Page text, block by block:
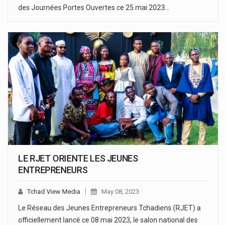
des Journées Portes Ouvertes ce 25 mai 2023…
LE RJET ORIENTE LES JEUNES
ENTREPRENEURS
Tchad View Media May 08, 2023
Le Réseau des Jeunes Entrepreneurs Tchadiens (RJET) a
officiellement lancé ce 08 mai 2023, le salon national des